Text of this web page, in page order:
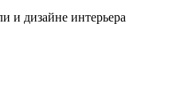
и дизайне интерьера